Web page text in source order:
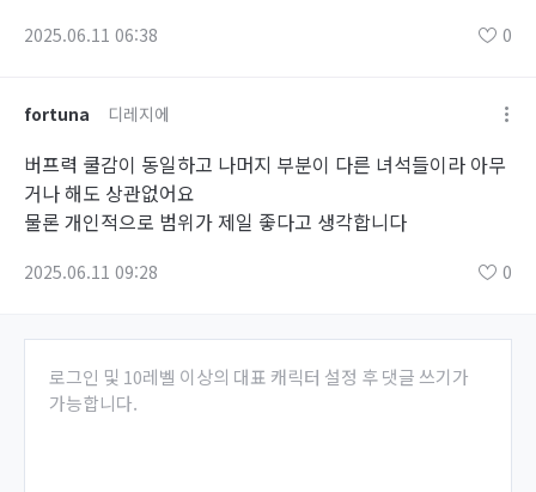
2025.06.11 06:38 0
fortuna 디레지에
버프력 쿨감이 동일하고 나머지 부분이 다른 녀석들이라 아무
거나 해도 상관없어요
물론 개인적으로 범위가 제일 좋다고 생각합니다
2025.06.11 09:28 0
로그인 및 10레벨 이상의 대표 캐릭터 설정 후 댓글 쓰기가
가능합니다.